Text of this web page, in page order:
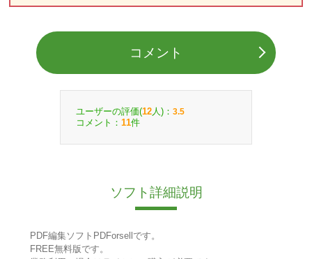
コメント
ユーザーの評価(12 人)： 3.5
コメント： 11件
ソフト詳細説明
PDF編集ソフトPDForsellです。
FREE無料版です。